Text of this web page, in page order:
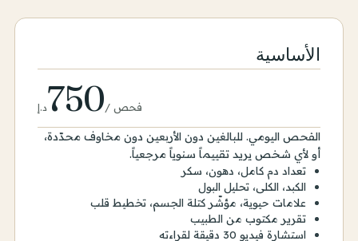
الأساسية
د.إ750/ فحص
الفحص اليومي. للبالغين دون الأربعين دون مخاوف محدّدة،
أو لأي شخص يريد تقييماً سنوياً مرجعياً.
تعداد دم كامل، دهون، سكر
الكبد، الكلى، تحليل البول
علامات حيوية، مؤشّر كتلة الجسم، تخطيط قلب
تقرير مكتوب من الطبيب
استشارة فيديو 30 دقيقة لقراءته